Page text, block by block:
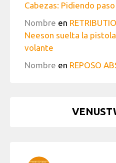
Cabezas: Pidiendo paso
Nombre en
Neeson suelta la
volante
Nombre en REPOSO